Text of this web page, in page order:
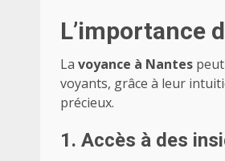
L’importance
La voyance à Nantes
voyants, grâce à leur
précieux.
1. Accès à des